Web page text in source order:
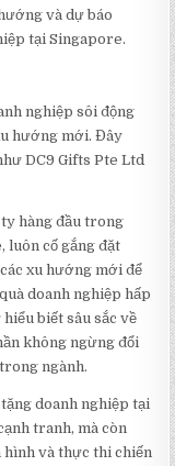
và dự báo
tại Singapore.
nghiệp sôi động
hướng mới. Đây
DC9 Gifts Pte Ltd
hàng đầu trong
luôn cố gắng đặt
xu hướng mới để
doanh nghiệp hấp
biết sâu sắc về
không ngừng đổi
ngành.
doanh nghiệp tại
tranh, mà còn
hình và thực thi chiến